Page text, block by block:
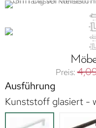
Ausführung
Kunststoff glasiert -